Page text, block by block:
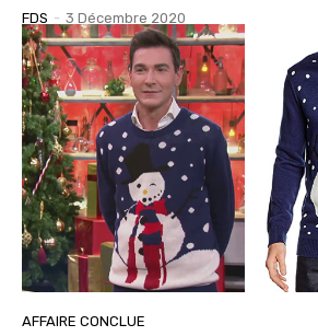
FDS - 3 Décembre 2020
AFFAIRE CONCLUE